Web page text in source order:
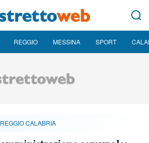
REGGIO MESSINA SPORT
REGGIO CALABRIA